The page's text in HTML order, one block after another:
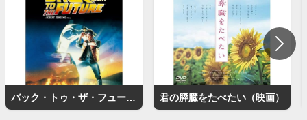
バック・トゥ・ザ・フューチャー 君の膵臓をたべたい（映画）